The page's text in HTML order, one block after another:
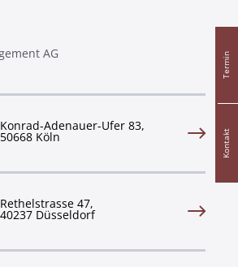
AG
Konrad-Adenauer-Ufer 83,
50668 Köln
Rethelstrasse 47,
40237 Düsseldorf
Kontakt
Termin